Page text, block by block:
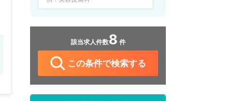
該当求人件数8 件
この条件で検索する